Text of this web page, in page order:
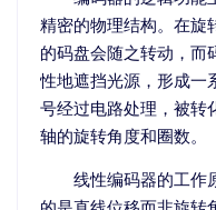
精密的物理结构。在旋
的码盘会随之转动，而
性地遮挡光源，形成一
号经过电路处理，被转
轴的旋转角度和圈数。
线性编码器的工作